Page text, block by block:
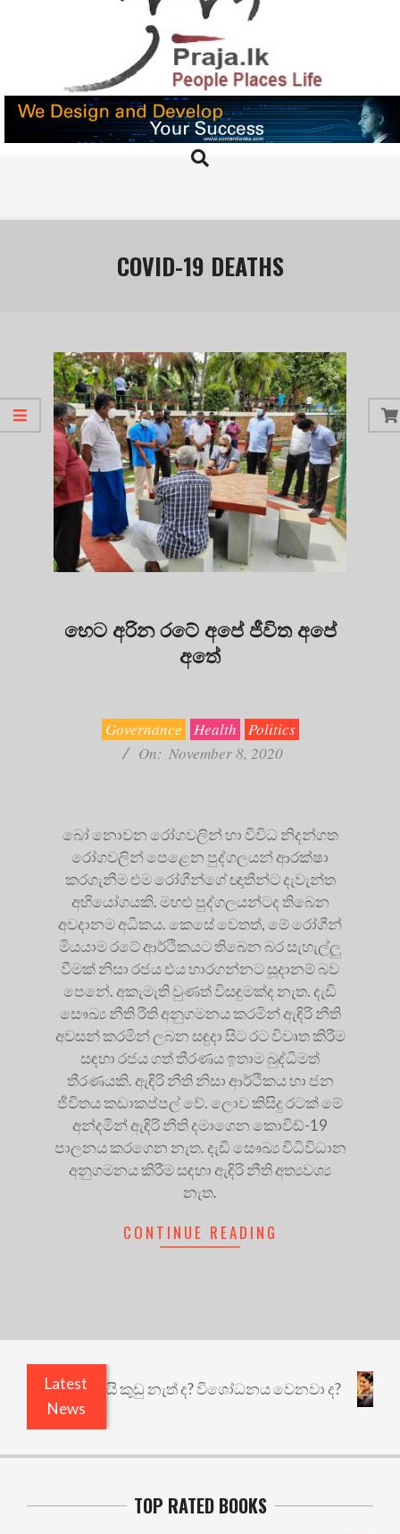
PRAJA.LK
Search
COVID-19 DEATHS
හෙට අරින රටේ අපේ ජීවිත අපේ
අතේ
Governance Health
Politics
On: November 8, 2020
බෝ නොවන රෝගවලින් හා විවිධ නිදන්ගත
රෝගවලින් පෙළෙන පුද්ගලයන් ආරක්ෂා
කරගැනීම එම රෝගීන්ගේ ඥාතීන්ට දැවැන්ත
අභියෝගයකි. මහළු පුද්ගලයන්ටද තිබෙන
අවදානම අධිකය. කෙසේ වෙතත්, මේ රෝගීන්
මියයාම රටේ ආර්ථිකයට තිබෙන බර සැහැල්ලු
වීමක් නිසා රජය එය භාරගන්නට සූදානම් බව
පෙනේ. අකැමැති වුණත් විසඳුමක්ද නැත. දැඩි
සෞඛ්‍ය නීති රීති අනුගමනය කරමින් ඇඳිරි නීති
අවසන් කරමින් ලබන සඳුදා සිට රට විවෘත කිරීම
සඳහා රජය ගත් තීරණය ඉතාම බුද්ධිමත්
තීරණයකි. ඇඳිරි නීති නිසා ආර්ථිකය හා ජන
ජීවිතය කඩාකප්පල් වේ. ලොව කිසිදු රටක් මේ
අන්දමින් ඇඳිරි නීති දමාගෙන කොවිඩ්-19
පාලනය කරගෙන නැත. දැඩි සෞඛ්‍ය විධිවිධාන
අනුගමනය කිරීම සඳහා ඇඳිරි නීති අත්‍යවශ්‍ය
නැත.
CONTINUE READING
Latest
News
ඇතුළෙයි කුඩු නැත් ද? විශෝධනය වෙනවා ද?
TOP RATED BOOKS